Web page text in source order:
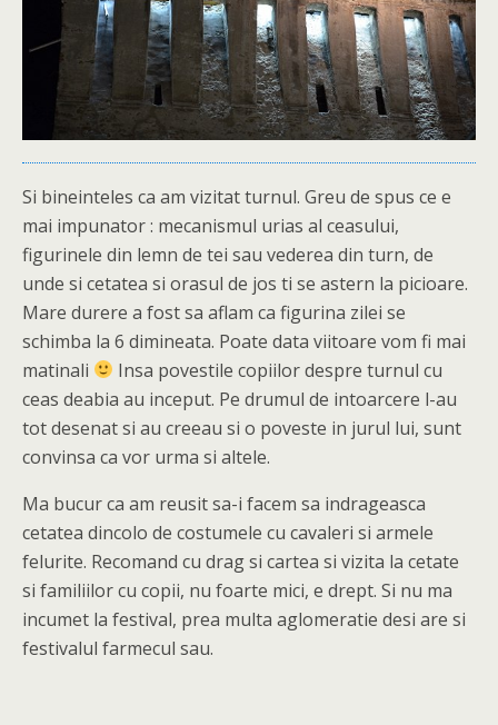
Si bineinteles ca am vizitat turnul. Greu de spus ce e
mai impunator : mecanismul urias al ceasului,
figurinele din lemn de tei sau vederea din turn, de
unde si cetatea si orasul de jos ti se astern la picioare.
Mare durere a fost sa aflam ca figurina zilei se
schimba la 6 dimineata. Poate data viitoare vom fi mai
matinali
Insa povestile copiilor despre turnul cu
ceas deabia au inceput. Pe drumul de intoarcere l-au
tot desenat si au creeau si o poveste in jurul lui, sunt
convinsa ca vor urma si altele.
Ma bucur ca am reusit sa-i facem sa indrageasca
cetatea dincolo de costumele cu cavaleri si armele
felurite. Recomand cu drag si cartea si vizita la cetate
si familiilor cu copii, nu foarte mici, e drept. Si nu ma
incumet la festival, prea multa aglomeratie desi are si
festivalul farmecul sau.